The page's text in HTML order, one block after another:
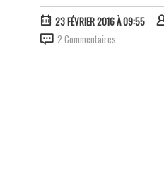
23 FÉVRIER 2016 À 09:55
2 Commentaires